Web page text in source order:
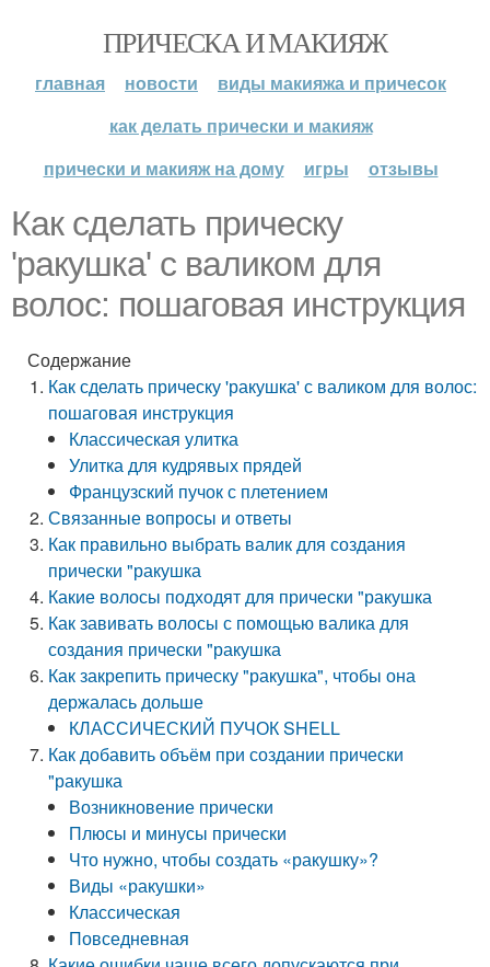
ПРИЧЕСКА И МАКИЯЖ
главная новости
виды макияжа и причесок
как делать прически и макияж
прически и макияж на дому
игры отзывы
Как сделать прическу
'ракушка' с валиком для
волос: пошаговая инструкция
Содержание
Как сделать прическу 'ракушка' с валиком для волос:
пошаговая инструкция
Классическая улитка
Улитка для кудрявых прядей
Французский пучок с плетением
Связанные вопросы и ответы
Как правильно выбрать валик для создания
прически "ракушка
Какие волосы подходят для прически "ракушка
Как завивать волосы с помощью валика для
создания прически "ракушка
Как закрепить прическу "ракушка", чтобы она
держалась дольше
КЛАССИЧЕСКИЙ ПУЧОК SHELL
Как добавить объём при создании прически
"ракушка
Возникновение прически
Плюсы и минусы прически
Что нужно, чтобы создать «ракушку»?
Виды «ракушки»
Классическая
Повседневная